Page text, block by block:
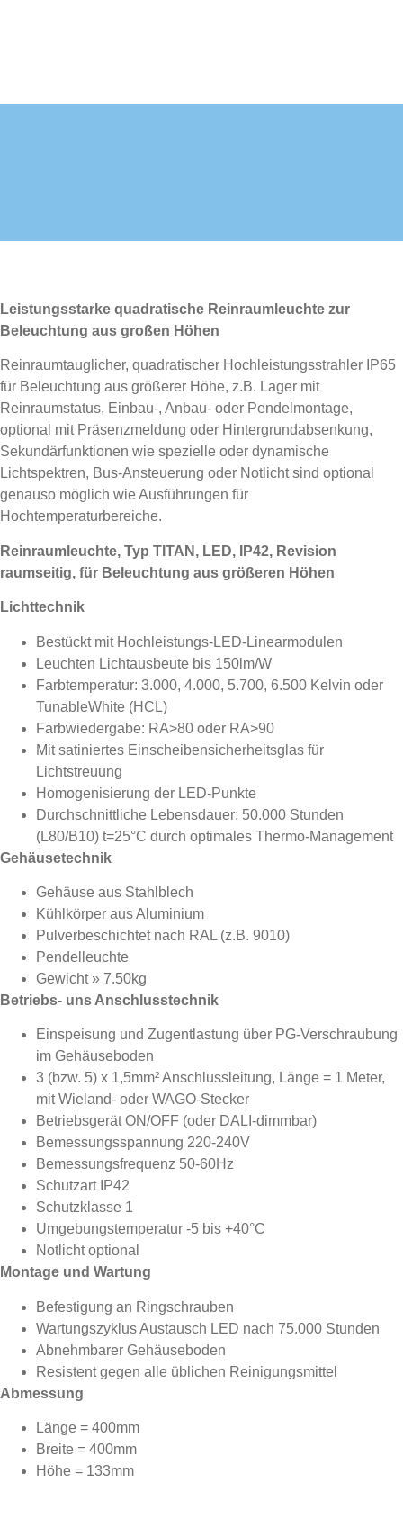
Leistungsstarke quadratische Reinraumleuchte zur
Beleuchtung aus großen Höhen
Reinraumtauglicher, quadratischer Hochleistungsstrahler IP65
für Beleuchtung aus größerer Höhe, z.B. Lager mit
Reinraumstatus, Einbau-, Anbau- oder Pendelmontage,
optional mit Präsenzmeldung oder Hintergrundabsenkung,
Sekundärfunktionen wie spezielle oder dynamische
Lichtspektren, Bus-Ansteuerung oder Notlicht sind optional
genauso möglich wie Ausführungen für
Hochtemperaturbereiche.
Reinraumleuchte, Typ TITAN, LED, IP42, Revision
raumseitig, für Beleuchtung aus größeren Höhen
Lichttechnik
Bestückt mit Hochleistungs-LED-Linearmodulen
Leuchten Lichtausbeute bis 150lm/W
Farbtemperatur: 3.000, 4.000, 5.700, 6.500 Kelvin oder
TunableWhite (HCL)
Farbwiedergabe: RA>80 oder RA>90
Mit satiniertes Einscheibensicherheitsglas für
Lichtstreuung
Homogenisierung der LED-Punkte
Durchschnittliche Lebensdauer: 50.000 Stunden
(L80/B10) t=25°C durch optimales Thermo-Management
Gehäusetechnik
Gehäuse aus Stahlblech
Kühlkörper aus Aluminium
Pulverbeschichtet nach RAL (z.B. 9010)
Pendelleuchte
Gewicht » 7.50kg
Betriebs- uns Anschlusstechnik
Einspeisung und Zugentlastung über PG-Verschraubung
im Gehäuseboden
3 (bzw. 5) x 1,5mm² Anschlussleitung, Länge = 1 Meter,
mit Wieland- oder WAGO-Stecker
Betriebsgerät ON/OFF (oder DALI-dimmbar)
Bemessungsspannung 220-240V
Bemessungsfrequenz 50-60Hz
Schutzart IP42
Schutzklasse 1
Umgebungstemperatur -5 bis +40°C
Notlicht optional
Montage und Wartung
Befestigung an Ringschrauben
Wartungszyklus Austausch LED nach 75.000 Stunden
Abnehmbarer Gehäuseboden
Resistent gegen alle üblichen Reinigungsmittel
Abmessung
Länge = 400mm
Breite = 400mm
Höhe = 133mm